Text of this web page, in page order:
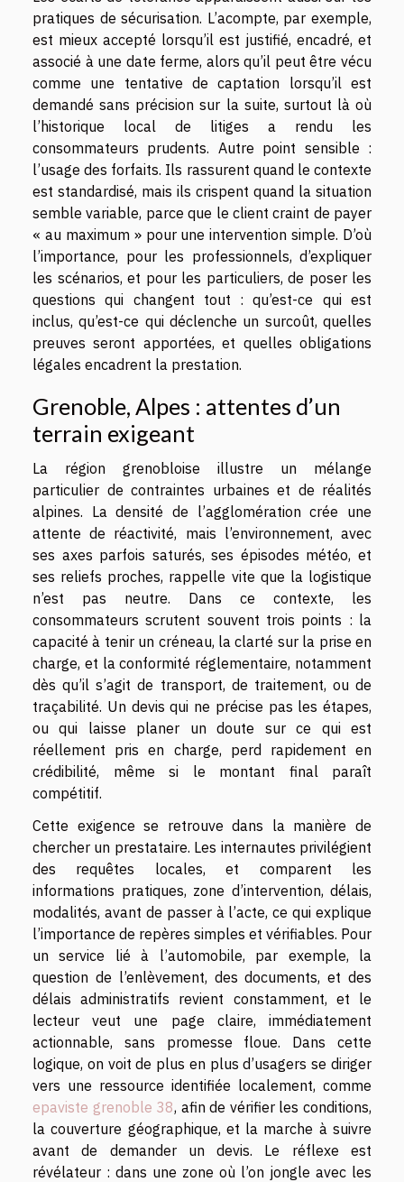
pratiques de sécurisation. L’acompte, par exemple,
est mieux accepté lorsqu’il est justifié, encadré, et
associé à une date ferme, alors qu’il peut être vécu
comme une tentative de captation lorsqu’il est
demandé sans précision sur la suite, surtout là où
l’historique local de litiges a rendu les
consommateurs prudents. Autre point sensible :
l’usage des forfaits. Ils rassurent quand le contexte
est standardisé, mais ils crispent quand la situation
semble variable, parce que le client craint de payer
« au maximum » pour une intervention simple. D’où
l’importance, pour les professionnels, d’expliquer
les scénarios, et pour les particuliers, de poser les
questions qui changent tout : qu’est-ce qui est
inclus, qu’est-ce qui déclenche un surcoût, quelles
preuves seront apportées, et quelles obligations
légales encadrent la prestation.
Grenoble, Alpes : attentes d’un
terrain exigeant
La région grenobloise illustre un mélange
particulier de contraintes urbaines et de réalités
alpines. La densité de l’agglomération crée une
attente de réactivité, mais l’environnement, avec
ses axes parfois saturés, ses épisodes météo, et
ses reliefs proches, rappelle vite que la logistique
n’est pas neutre. Dans ce contexte, les
consommateurs scrutent souvent trois points : la
capacité à tenir un créneau, la clarté sur la prise en
charge, et la conformité réglementaire, notamment
dès qu’il s’agit de transport, de traitement, ou de
traçabilité. Un devis qui ne précise pas les étapes,
ou qui laisse planer un doute sur ce qui est
réellement pris en charge, perd rapidement en
crédibilité, même si le montant final paraît
compétitif.
Cette exigence se retrouve dans la manière de
chercher un prestataire. Les internautes privilégient
des requêtes locales, et comparent les
informations pratiques, zone d’intervention, délais,
modalités, avant de passer à l’acte, ce qui explique
l’importance de repères simples et vérifiables. Pour
un service lié à l’automobile, par exemple, la
question de l’enlèvement, des documents, et des
délais administratifs revient constamment, et le
lecteur veut une page claire, immédiatement
actionnable, sans promesse floue. Dans cette
logique, on voit de plus en plus d’usagers se diriger
vers une ressource identifiée localement, comme
epaviste grenoble 38, afin de vérifier les conditions,
la couverture géographique, et la marche à suivre
avant de demander un devis. Le réflexe est
révélateur : dans une zone où l’on jongle avec les